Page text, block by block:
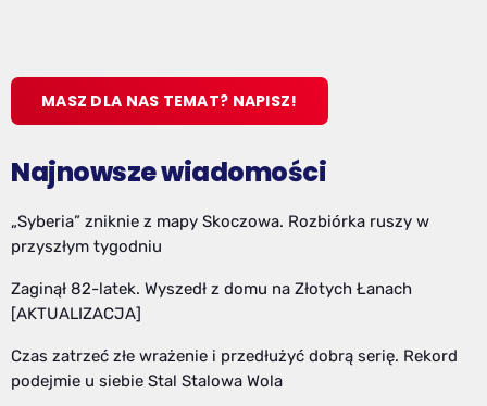
MASZ DLA NAS TEMAT? NAPISZ!
Najnowsze wiadomości
„Syberia” zniknie z mapy Skoczowa. Rozbiórka ruszy w
przyszłym tygodniu
Zaginął 82-latek. Wyszedł z domu na Złotych Łanach
[AKTUALIZACJA]
Czas zatrzeć złe wrażenie i przedłużyć dobrą serię. Rekord
podejmie u siebie Stal Stalowa Wola